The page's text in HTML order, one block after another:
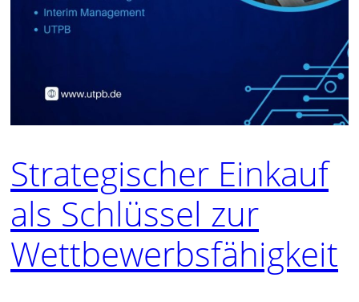
Strategischer Einkauf
als Schlüssel zur
Wettbewerbsfähigkeit